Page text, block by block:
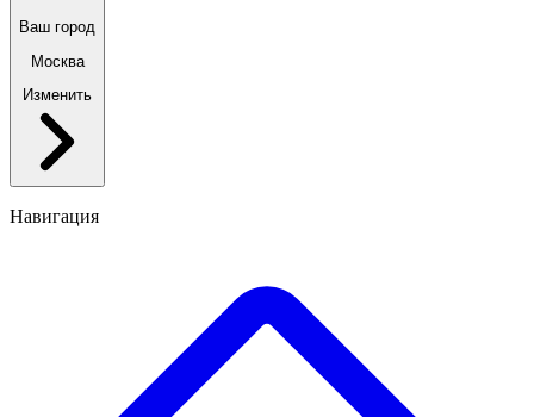
Ваш город
Москва
Изменить
Навигация